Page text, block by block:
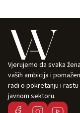
Vjerujemo da svaka
vaših ambicija i
radi o pokretanju i
javnom sektoru.